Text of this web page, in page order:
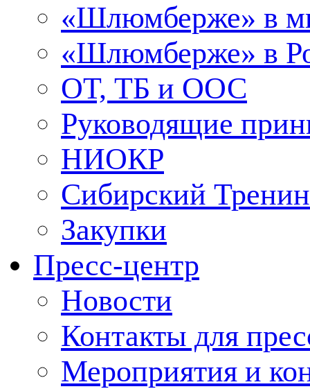
«Шлюмберже» в
«Шлюмберже» в
ОТ, ТБ и ООС
Руководящие
НИОКР
Сибирский
Закупки
Пресс-центр
Новости
Контакты для
Мероприятия и